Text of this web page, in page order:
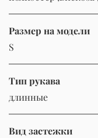
Размер на модели
S
Тип рукава
длинные
Вид застежки